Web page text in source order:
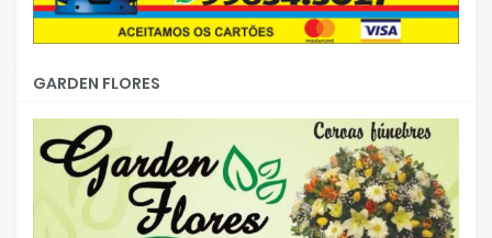
GARDEN FLORES